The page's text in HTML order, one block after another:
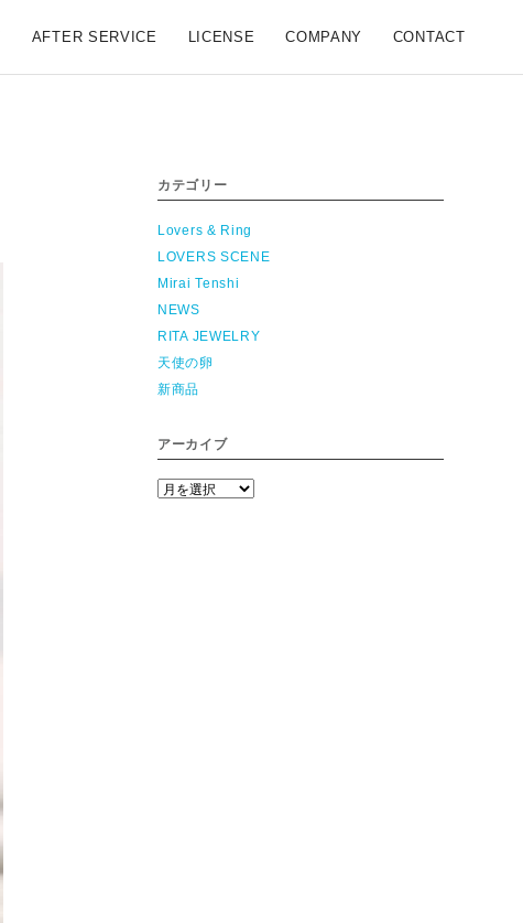
AFTER SERVICE LICENSE COMPANY CONTACT
カテゴリー
Lovers & Ring
LOVERS SCENE
Mirai Tenshi
NEWS
RITA JEWELRY
天使の卵
新商品
アーカイブ